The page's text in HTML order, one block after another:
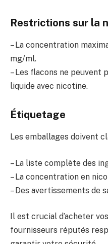
Restrictions sur la
– La concentration
mg/ml.
– Les flacons ne peuvent
liquide avec nicotine.
Étiquetage
Les emballages doivent
– La liste complète des
– La concentration en
– Des avertissements de
Il est crucial d’acheter
fournisseurs réputés